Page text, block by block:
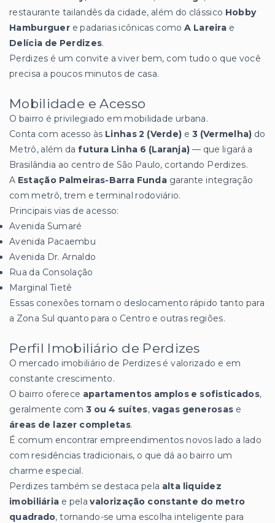
restaurante tailandês da cidade, além do clássico Hobby
Hamburguer e padarias icônicas comoA Lareira e
Delícia de Perdizes.
Perdizes é um convite a viver bem, com tudo o que você
precisa a poucos minutos de casa.
Mobilidade e Acesso
O bairro é privilegiado em mobilidade urbana.
Conta com acesso às Linhas 2 (Verde) e 3 (Vermelha) do
Metrô, além dafutura Linha 6 (Laranja) — que ligará a
Brasilândia ao centro de São Paulo, cortando Perdizes.
A Estação Palmeiras-Barra Funda garante integração
com metrô, trem e terminal rodoviário.
Principais vias de acesso:
Avenida Sumaré
Avenida Pacaembu
Avenida Dr. Arnaldo
Rua da Consolação
Marginal Tietê
Essas conexões tornam o deslocamento rápido tanto para
a Zona Sul quanto para o Centro e outras regiões.
Perfil Imobiliário de Perdizes
O mercado imobiliário de Perdizes é valorizado e em
constante crescimento.
O bairro oferece apartamentos amplos e sofisticados,
geralmente com3 ou 4 suítes, vagas generosas e
áreas de lazer completas.
É comum encontrar empreendimentos novos lado a lado
com residências tradicionais, o que dá ao bairro um
charme especial.
Perdizes também se destaca pela alta liquidez
imobiliária e pelavalorização constante do metro
quadrado, tornando-se uma escolha inteligente para